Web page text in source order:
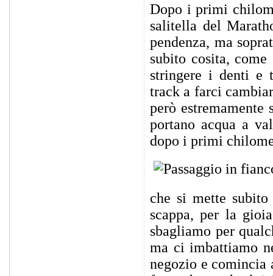
Dopo i primi
salitella del
pendenza, ma
subito cosita,
stringere i denti e
track a farci
però
portano acqua a
dopo i primi
che si mette
scappa, per la
sbagliamo per
ma ci imbattiamo
negozio e